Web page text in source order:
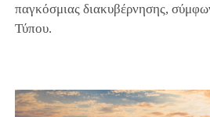
παγκόσμιας διακυβέρνησης,
Τύπου.